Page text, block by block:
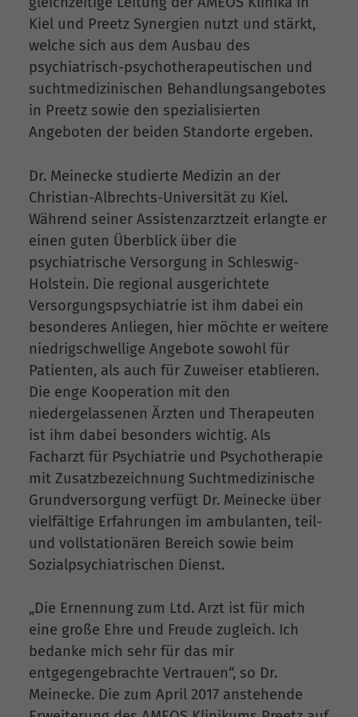
Kiel und Preetz Synergien nutzt und stärkt,
welche sich aus dem Ausbau des
psychiatrisch-psychotherapeutischen und
suchtmedizinischen Behandlungsangebotes
in Preetz sowie den spezialisierten
Angeboten der beiden Standorte ergeben.
Dr. Meinecke studierte Medizin an der
Christian-Albrechts-Universität zu Kiel.
Während seiner Assistenzarztzeit erlangte er
einen guten Überblick über die
psychiatrische Versorgung in Schleswig-
Holstein. Die regional ausgerichtete
Versorgungspsychiatrie ist ihm dabei ein
besonderes Anliegen, hier möchte er weitere
niedrigschwellige Angebote sowohl für
Patienten, als auch für Zuweiser etablieren.
Die enge Kooperation mit den
niedergelassenen Ärzten und Therapeuten
ist ihm dabei besonders wichtig. Als
Facharzt für Psychiatrie und Psychotherapie
mit Zusatzbezeichnung Suchtmedizinische
Grundversorgung verfügt Dr. Meinecke über
vielfältige Erfahrungen im ambulanten, teil-
und vollstationären Bereich sowie beim
Sozialpsychiatrischen Dienst.
„Die Ernennung zum Ltd. Arzt ist für mich
eine große Ehre und Freude zugleich. Ich
bedanke mich sehr für das mir
entgegengebrachte Vertrauen“, so Dr.
Meinecke. Die zum April 2017 anstehende